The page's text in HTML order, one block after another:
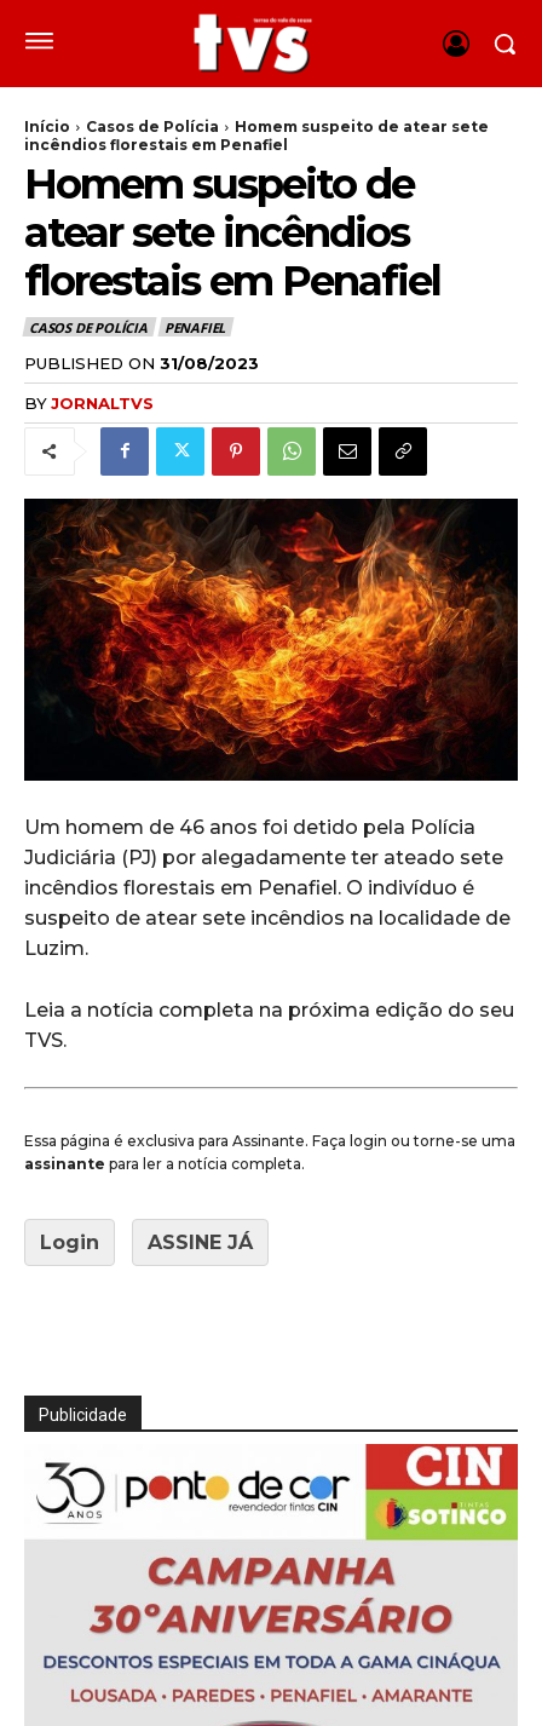
Início Casos de Polícia
Homem suspeito de atear sete
incêndios florestais em Penafiel
Homem suspeito de
atear sete incêndios
florestais em Penafiel
CASOS DE POLÍCIA PENAFIEL
PUBLISHED ON 31/08/2023
BYJORNALTVS
Um homem de 46 anos foi detido pela Polícia
Judiciária (PJ) por alegadamente ter ateado sete
incêndios florestais em Penafiel. O indivíduo é
suspeito de atear sete incêndios na localidade de
Luzim.
Leia a notícia completa na próxima edição do seu
TVS.
Essa página é exclusiva para Assinante. Faça login ou torne-se uma
assinante para ler a notícia completa.
Login ASSINE JÁ
Publicidade